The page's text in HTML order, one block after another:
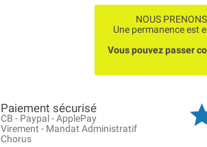
NOUS
Une permanence est
Vous pouvez passer
Paiement sécurisé
CB - Paypal - ApplePay
Virement - Mandat Administratif
Chorus